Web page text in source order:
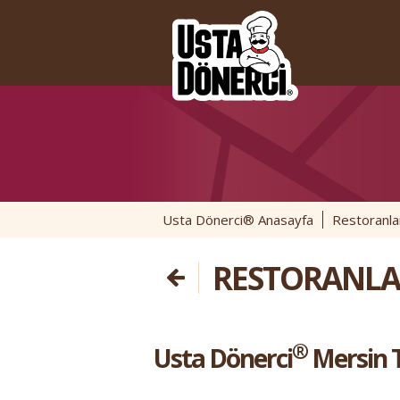
Usta Dönerci® Anasayfa
Usta Dönerci®Mersin